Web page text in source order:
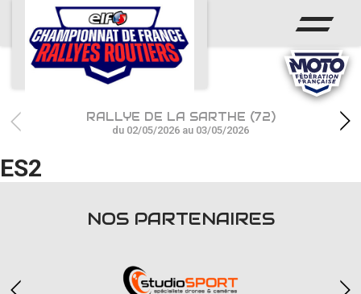
ACCUEIL
ACTUS
CALENDRIER
CHAMPIONNAT
RÉSULTATS
RALLYE DE LA SARTHE (72)
du 02/05/2026 au 03/05/2026
ES2
NOS PARTENAIRES